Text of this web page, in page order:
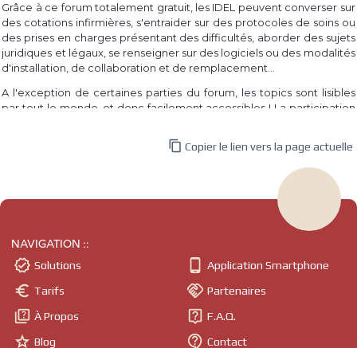
Grâce à ce forum totalement gratuit, les IDEL peuvent converser sur
des cotations infirmières, s'entraider sur des protocoles de soins ou
des prises en charges présentant des difficultés, aborder des sujets
juridiques et légaux, se renseigner sur des logiciels ou des modalités
d'installation, de collaboration et de remplacement...
A l'exception de certaines parties du forum, les topics sont lisibles
par tout le monde, et donc facilement accessibles ! La participation
est également totalement gratuite.
tout le monde est libre de participer et d'apporter son expérience
L'idée du forum est venue d'un constat simple : le besoin des IDEL à
parler de leur pratique, à se renseigner sur ce qui les interroge, à
partager leur expérience, et ce au quotidien ! En atteste par
exemple les différents groupes privés des réseaux sociaux sur
Grâce à un forum comme celui-ci, les informations sont trouvables
plus facilement : les questionnements et informations sont triés par
thèmes, par catégories, et ne se noient pas au milieu d'un nombre
incalculable de publications comme ça peut être le cas sur des
 Copier le lien vers la page actuelle
NAVIGATION ::
 Solutions
 Tarifs
 À Propos
 Blog
 Application Smartphone
 Partenaires
 F.A.Q.
 Contact